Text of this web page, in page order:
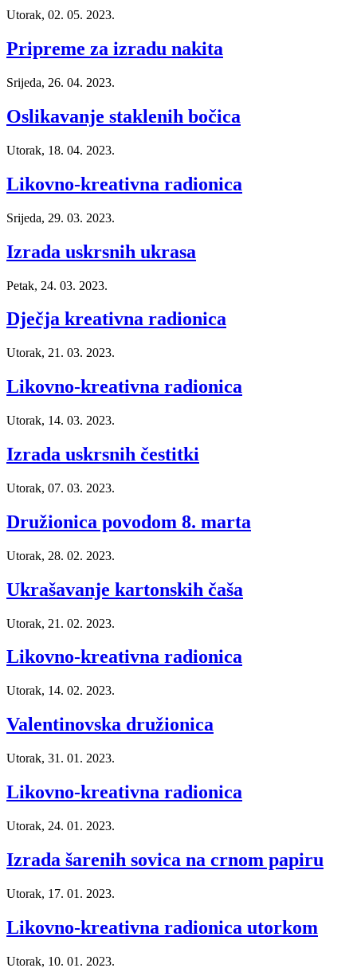
Utorak, 02. 05. 2023.
Pripreme za izradu nakita
Srijeda, 26. 04. 2023.
Oslikavanje staklenih bočica
Utorak, 18. 04. 2023.
Likovno-kreativna radionica
Srijeda, 29. 03. 2023.
Izrada uskrsnih ukrasa
Petak, 24. 03. 2023.
Dječja kreativna radionica
Utorak, 21. 03. 2023.
Likovno-kreativna radionica
Utorak, 14. 03. 2023.
Izrada uskrsnih čestitki
Utorak, 07. 03. 2023.
Družionica povodom 8. marta
Utorak, 28. 02. 2023.
Ukrašavanje kartonskih čaša
Utorak, 21. 02. 2023.
Likovno-kreativna radionica
Utorak, 14. 02. 2023.
Valentinovska družionica
Utorak, 31. 01. 2023.
Likovno-kreativna radionica
Utorak, 24. 01. 2023.
Izrada šarenih sovica na crnom papiru
Utorak, 17. 01. 2023.
Likovno-kreativna radionica utorkom
Utorak, 10. 01. 2023.